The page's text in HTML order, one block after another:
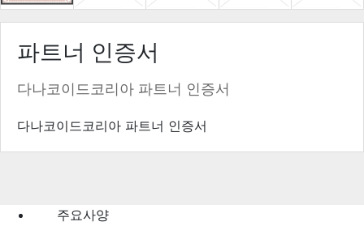
파트너 인증서
다나코이드코리아 파트너 인증서
다나코이드코리아 파트너 인증서
주요사양